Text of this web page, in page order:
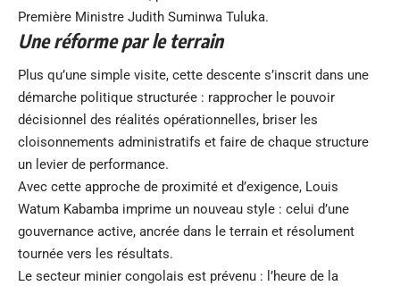
Première Ministre Judith Suminwa Tuluka.
Une réforme par le terrain
Plus qu’une simple visite, cette descente s’inscrit dans une
démarche politique structurée : rapprocher le pouvoir
décisionnel des réalités opérationnelles, briser les
cloisonnements administratifs et faire de chaque structure
un levier de performance.
Avec cette approche de proximité et d’exigence, Louis
Watum Kabamba imprime un nouveau style : celui d’une
gouvernance active, ancrée dans le terrain et résolument
tournée vers les résultats.
Le secteur minier congolais est prévenu : l’heure de la